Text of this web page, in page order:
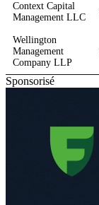
Context Capital
Management LLC
Wellington
Management
Company LLP
Sponsorisé